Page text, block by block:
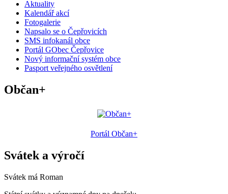
Aktuality
Kalendář akcí
Fotogalerie
Napsalo se o Čepřovicích
SMS infokanál obce
Portál GObec Čepřovice
Nový informační systém obce
Pasport veřejného osvětlení
Občan+
Portál Občan+
Svátek a výročí
Svátek má Roman